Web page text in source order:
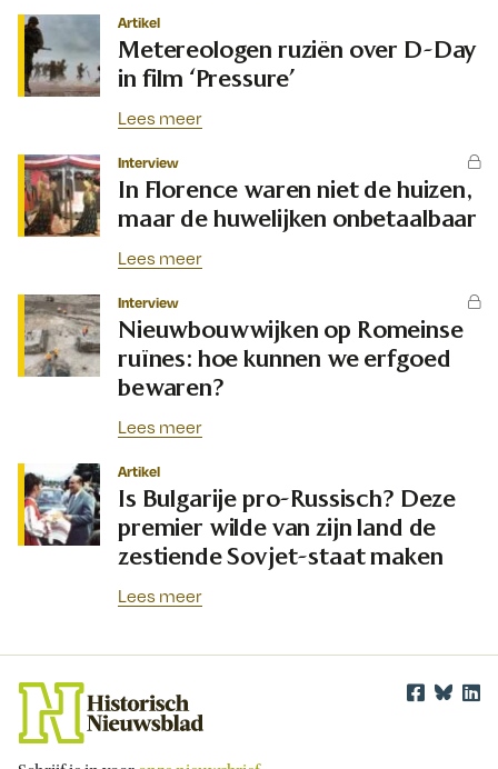
Artikel
Metereologen ruziën over D-Day
in film ‘Pressure’
Lees meer
Interview
In Florence waren niet de huizen,
maar de huwelijken onbetaalbaar
Lees meer
Interview
Nieuwbouwwijken op Romeinse
ruïnes: hoe kunnen we erfgoed
bewaren?
Lees meer
Artikel
Is Bulgarije pro-Russisch? Deze
premier wilde van zijn land de
zestiende Sovjet-staat maken
Lees meer